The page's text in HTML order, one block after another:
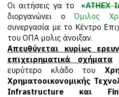
Οι αιτήσεις γα το «ATHEX
διοργανώνει οΌμιλος
συνεργασία με το Κέντρο
του ΟΠΑ μολις άνοιξαν.
Απευθύνεται κυρίως
επιχειρηματικά σχήματα
ευρύτερο κλάδο του
Χρηματοοικονομικής
Infrastructure και